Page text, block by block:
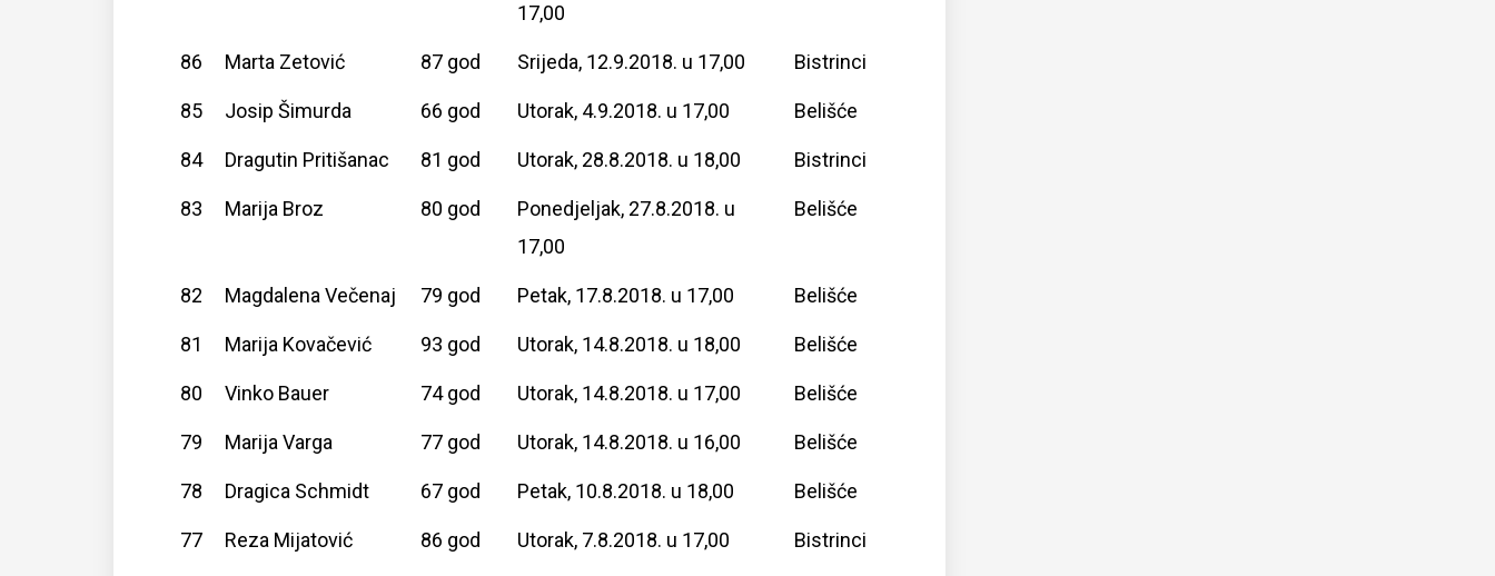
17,00
86 Marta Zetović 87 god Srijeda, 12.9.2018. u 17,00 Bistrinci
85 Josip Šimurda 66 god Utorak, 4.9.2018. u 17,00 Belišće
84 Dragutin Pritišanac 81 god Utorak, 28.8.2018. u 18,00 Bistrinci
83 Marija Broz 80 god
Ponedjeljak, 27.8.2018. u
17,00
Belišće
82 Magdalena Večenaj 79 god Petak, 17.8.2018. u 17,00 Belišće
81 Marija Kovačević 93 god Utorak, 14.8.2018. u 18,00 Belišće
80 Vinko Bauer 74 god Utorak, 14.8.2018. u 17,00 Belišće
79 Marija Varga 77 god Utorak, 14.8.2018. u 16,00 Belišće
78 Dragica Schmidt 67 god Petak, 10.8.2018. u 18,00 Belišće
77 Reza Mijatović 86 god Utorak, 7.8.2018. u 17,00 Bistrinci